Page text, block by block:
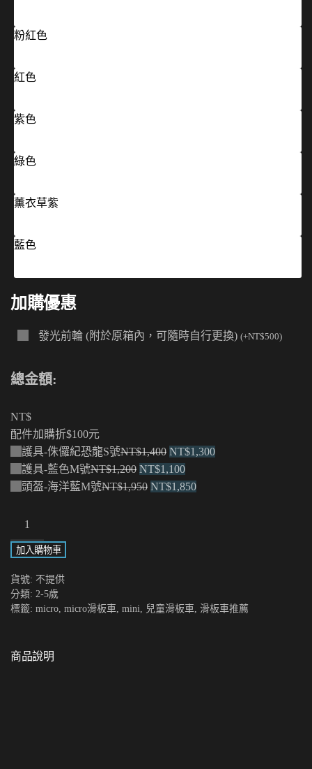
粉紅色
紅色
紫色
綠色
薰衣草紫
藍色
加購優惠
發光前輪 (附於原箱內，可隨時自行更換) (+NT$500)
總金額:
NT$
配件加購折$100元
護具-侏儸紀恐龍S號NT$1,400 原
始
價
NT$1,300目
護具-藍色M號NT$1,200 原
始
NT$1,100目
前
頭盔-海洋藍M號NT$1,950 原
NT$1,850目
量
加入購物車
貨號: 不提供
分類: 2-5歲
標籤: micro, micro滑板車, mini, 兒童滑板車, 滑板車推薦
商品說明